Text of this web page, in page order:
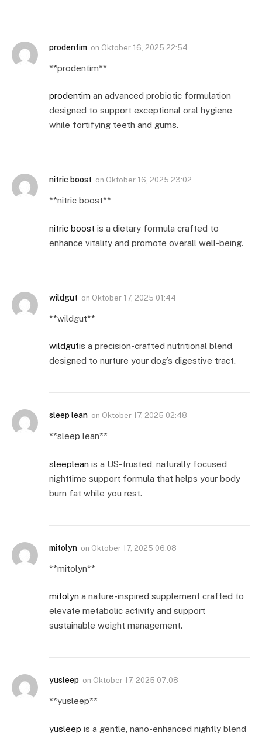
prodentim on Oktober 16, 2025 22:54
** prodentim**
prodentim an advanced probiotic formulation
designed to support exceptional oral hygiene
while fortifying teeth and gums.
nitric boost on Oktober 16, 2025 23:02
** nitric boost**
nitric boost is a dietary formula crafted to
enhance vitality and promote overall well-being.
wildgut on Oktober 17, 2025 01:44
** wildgut**
wildgutis a precision-crafted nutritional blend
designed to nurture your dog’s digestive tract.
sleep lean on Oktober 17, 2025 02:48
**sleep lean**
sleeplean is a US-trusted, naturally focused
nighttime support formula that helps your body
burn fat while you rest.
mitolyn on Oktober 17, 2025 06:08
**mitolyn**
mitolyn a nature-inspired supplement crafted to
elevate metabolic activity and support
sustainable weight management.
yusleep on Oktober 17, 2025 07:08
** yusleep**
yusleep is a gentle, nano-enhanced nightly blend